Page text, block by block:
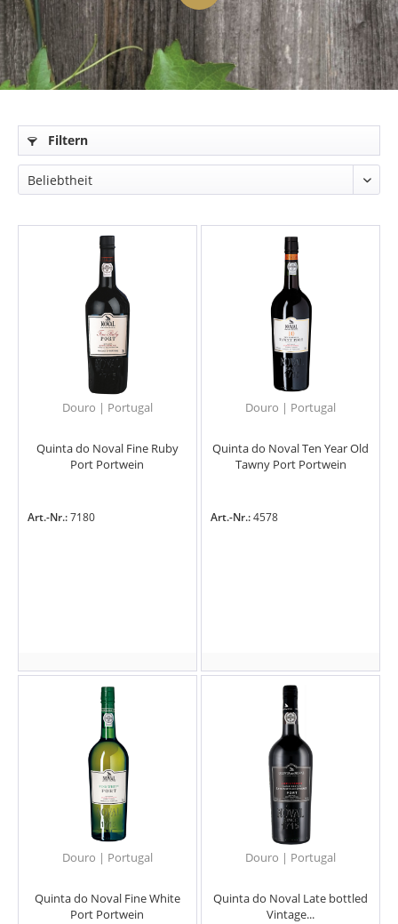
Filtern
Douro | Portugal
Quinta do Noval Fine Ruby
Port Portwein
Art.-Nr.:7180
Douro | Portugal
Quinta do Noval Ten Year Old
Tawny Port Portwein
Art.-Nr.:4578
Douro | Portugal
Quinta do Noval Fine White
Port Portwein
Douro | Portugal
Quinta do Noval Late bottled
Vintage...